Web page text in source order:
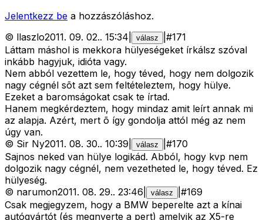
Jelentkezz be a hozzászóláshoz.
© llaszlo2011. 09. 02.. 15:34 válasz #171
Láttam máshol is mekkora hülyeségeket írkálsz szóval
inkább hagyjuk, idióta vagy.
Nem abból vezettem le, hogy téved, hogy nem dolgozik
nagy cégnél sõt azt sem feltételeztem, hogy hülye.
Ezeket a baromságokat csak te írtad.
Hanem megkérdeztem, hogy mindaz amit leírt annak mi
az alapja. Azért, mert õ így gondolja attól még az nem
úgy van.
© Sir Ny2011. 08. 30.. 10:39 válasz #170
Sajnos neked van hülye logikád. Abból, hogy kvp nem
dolgozik nagy cégnél, nem vezetheted le, hogy téved. Ez
hülyeség.
© narumon2011. 08. 29.. 23:46 válasz #169
Csak megjegyzem, hogy a BMW beperelte azt a kínai
autógyártót (és megnyerte a pert) amelyik az X5-re